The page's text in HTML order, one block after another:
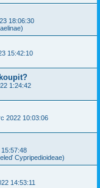
18:06:30
15:42:10
1:24:42
2022 10:03:06
Cypripedioideae)
14:53:11